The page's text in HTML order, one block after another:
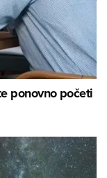
ponovno početi